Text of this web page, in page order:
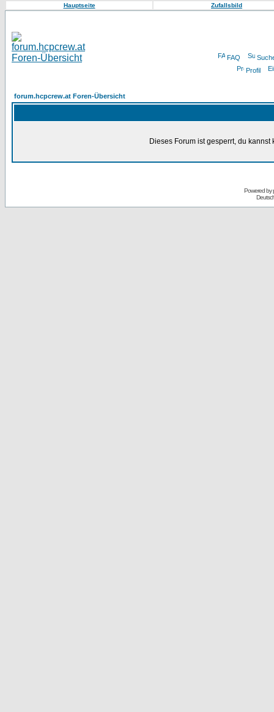
Hauptseite Zufallsbild
FAQ
Profil
forum.hcpcrew.at Foren-Übersicht
Dieses Forum ist gesperrt, du
Powered by